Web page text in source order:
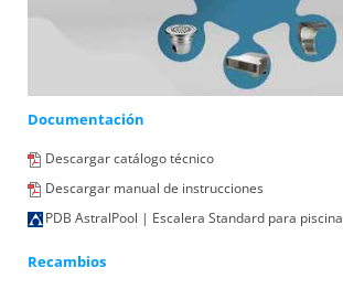
Documentación
Descargar catálogo técnico
Descargar manual de instrucciones
PDB AstralPool | Escalera Standard para piscina
Recambios